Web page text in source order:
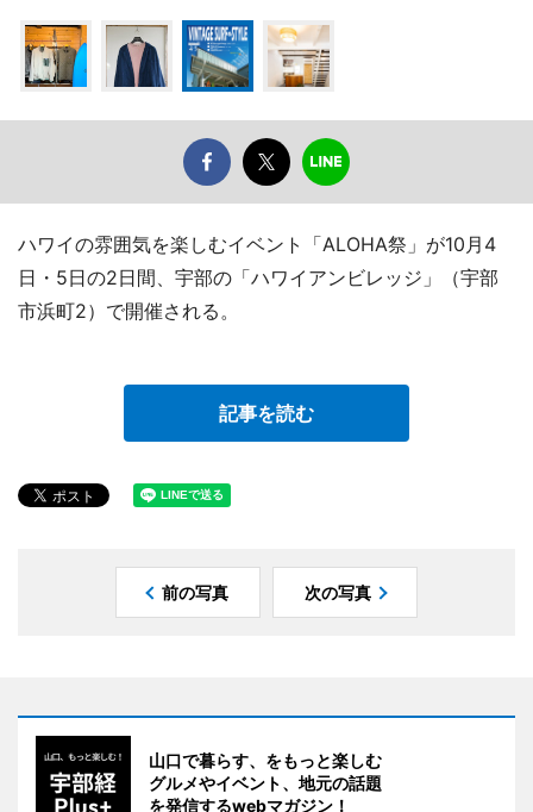
ハワイの雰囲気を楽しむイベント「ALOHA祭」が10月4
日・5日の2日間、宇部の「ハワイアンビレッジ」（宇部
市浜町2）で開催される。
記事を読む
前の写真 次の写真
山口で暮らす、をもっと楽しむ
グルメやイベント、地元の話題
を発信するwebマガジン！